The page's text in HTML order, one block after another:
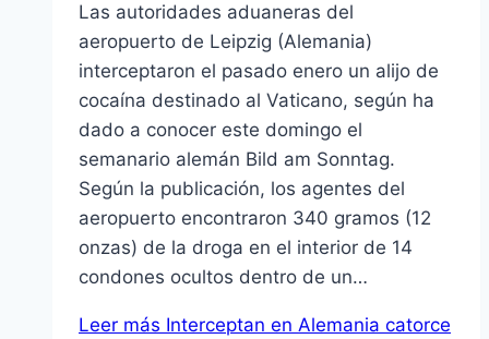
Las autoridades aduaneras del
aeropuerto de Leipzig (Alemania)
interceptaron el pasado enero un alijo de
cocaína destinado al Vaticano, según ha
dado a conocer este domingo el
semanario alemán Bild am Sonntag.
Según la publicación, los agentes del
aeropuerto encontraron 340 gramos (12
onzas) de la droga en el interior de 14
condones ocultos dentro de un…
Leer más Interceptan en Alemania catorce